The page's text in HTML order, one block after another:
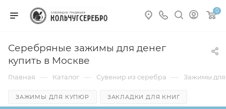
0
Серебряные зажимы для денег
купить в Москве
Главная — Каталог — Сувенир из серебра — Зажимы
ЗАЖИМЫ ДЛЯ КУПЮР ЗАКЛАДКИ ДЛЯ КНИГ